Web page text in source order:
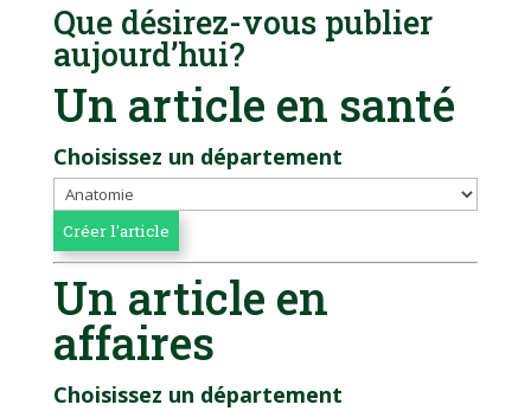
Que désirez-vous publier
aujourd’hui?
Un article en santé
Choisissez un département
Un article en
affaires
Choisissez un département